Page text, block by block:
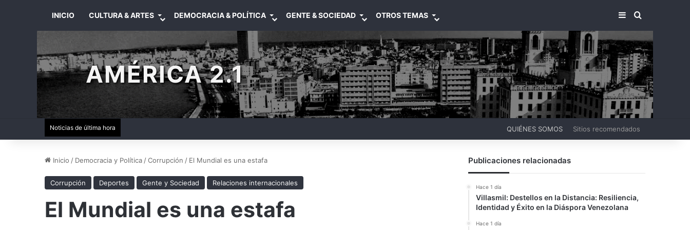
INICIO CULTURA & ARTES DEMOCRACIA & POLÍTICA GENTE & SOCIEDAD OTROS TEMAS BARRA LATERAL
BUSCAR
AMÉRICA 2.1
Noticias de última hora QUIÉNES SOMOS Sitios recomendados
Inicio / Democracia y Política /Corrupción / El Mundial es una estafa
Corrupción Deportes Gente y Sociedad Relaciones internacionales
El Mundial es una estafa
Publicaciones relacionadas
Hace 1 día
Villasmil: Destellos en la Distancia: Resiliencia,
Identidad y Éxito en la Diáspora Venezolana
Hace 1 día